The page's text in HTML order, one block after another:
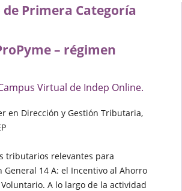
Primera Categoría
– régimen
Virtual de Indep Online.
en Dirección y Gestión Tributaria,
tributarios relevantes para
14 A: el Incentivo al Ahorro
A lo largo de la actividad